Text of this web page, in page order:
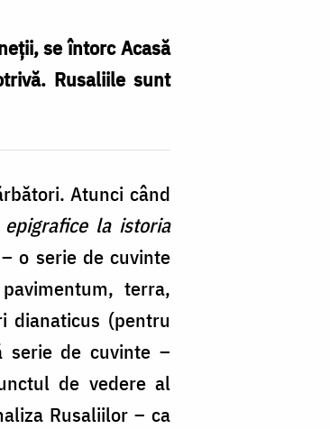
se întorc Acasă
Rusaliile sunt
Atunci când
la istoria
o serie de cuvinte
terra,
dianaticus (pentru
serie de cuvinte –
de vedere al
Rusaliilor – ca